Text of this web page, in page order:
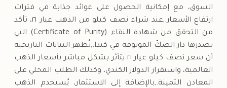
السوق، مع إمكانية الحصول على عوائد جذابة في فترات
ارتفاع الأسعار.,عند شراء نصف كيلو من الذهب عيار ٢١، تأكد
من التحقق من شهادة النقاء (Certificate of Purity) التي
تصدرها دار الصكّ الموثوقة في كندا.,تُظهر البيانات التاريخية
أن سعر نصف كيلو عيار ٢١ يتأثر بشكل مباشر بأسعار الذهب
العالمية، واستقرار الدولار الكندي، وكذلك الطلب المحلي على
المعادن الثمينة.,بالإضافة إلى الاستثمار، يُستخدم الذهب